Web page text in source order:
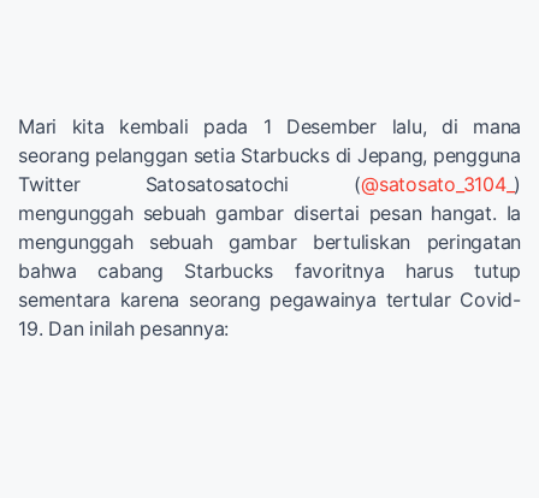
Mari kita kembali pada 1 Desember lalu, di mana
seorang pelanggan setia Starbucks di Jepang, pengguna
Twitter Satosatosatochi (@satosato_3104_ )
mengunggah sebuah gambar disertai pesan hangat. Ia
mengunggah sebuah gambar bertuliskan peringatan
bahwa cabang Starbucks favoritnya harus tutup
sementara karena seorang pegawainya tertular Covid-
19. Dan inilah pesannya: